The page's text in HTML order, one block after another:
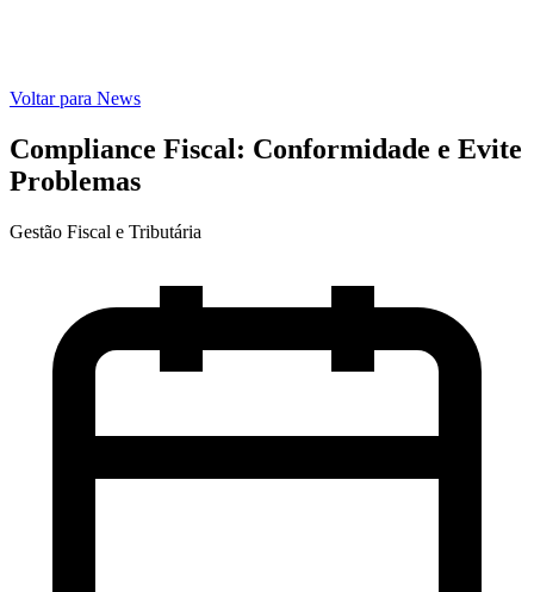
Voltar para News
Compliance Fiscal: Conformidade e Evite
Problemas
Gestão Fiscal e Tributária